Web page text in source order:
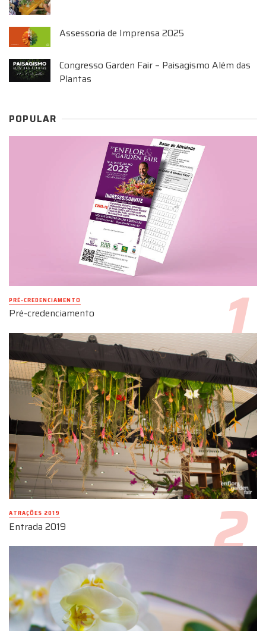
Assessoria de Imprensa 2025
Congresso Garden Fair – Paisagismo Além das
Plantas
POPULAR
PRÉ-CREDENCIAMENTO
Pré-credenciamento
ATRAÇÕES 2019
Entrada 2019